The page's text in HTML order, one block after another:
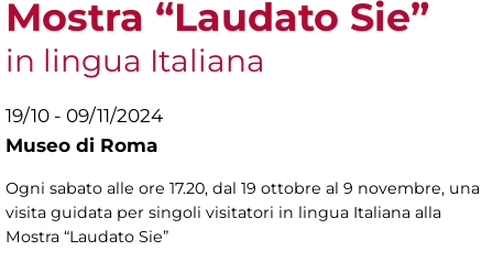
Mostra “Laudato Sie”
in lingua Italiana
19/10 - 09/11/2024
Museo di Roma
Ogni sabato alle ore 17.20, dal 19 ottobre al 9 novembre, una
visita guidata per singoli visitatori in lingua Italiana alla
Mostra “Laudato Sie”